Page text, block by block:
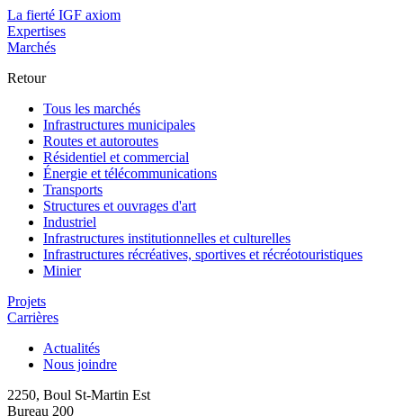
La fierté IGF axiom
Expertises
Marchés
Retour
Tous les marchés
Infrastructures municipales
Routes et autoroutes
Résidentiel et commercial
Énergie et télécommunications
Transports
Structures et ouvrages d'art
Industriel
Infrastructures institutionnelles et culturelles
Infrastructures récréatives, sportives et récréotouristiques
Minier
Projets
Carrières
Actualités
Nous joindre
2250, Boul St-Martin Est
Bureau 200